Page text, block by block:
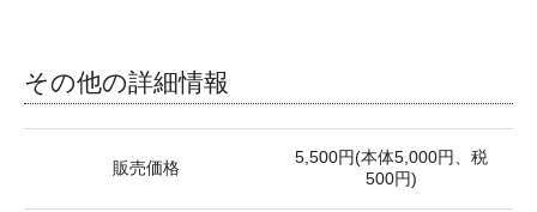
その他の詳細情報
販売価格
5,500円(本体5,000円、税
500円)